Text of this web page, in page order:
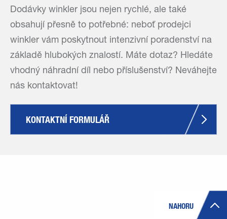
Dodávky winkler jsou nejen rychlé, ale také
obsahují přesně to potřebné: neboť prodejci
winkler vám poskytnout intenzivní poradenství na
základě hlubokých znalostí. Máte dotaz? Hledáte
vhodný náhradní díl nebo příslušenství? Neváhejte
nás kontaktovat!
KONTAKTNÍ FORMULÁŘ
NAHORU